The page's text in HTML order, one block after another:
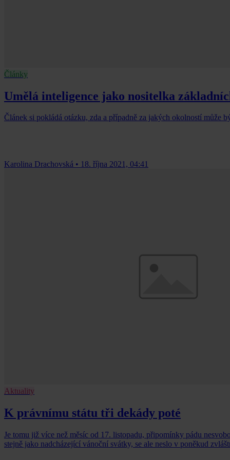
Články
Umělá inteligence jako nositelka
Článek si pokládá otázku, zda a případně za jakých okolností může
Karolina Drachovská • 18. října 2021, 04:41
Aktuality
K právnímu státu tři dekády poté
Je tomu již více než měsíc od 17. listopadu, připomínky pádu
stejně jako nadcházející vánoční svátky, se ale neslo v poněkud